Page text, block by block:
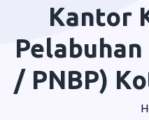
Kantor
Pelabuhan
/ PNBP)